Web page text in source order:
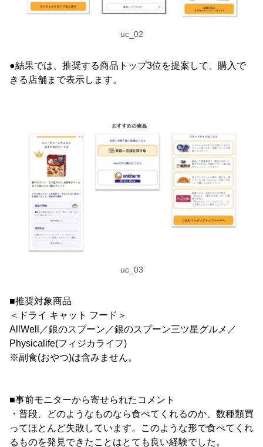
uc_02
●結果では、推奨する商品トップ3位を提案して、購入で
きる店舗まで表示します。
uc_03
■推奨対象商品
＜ドライ キャット フード＞
AllWell／銀のスプーン／銀のスプーン三ツ星グルメ／
Physicalife(フィジカライフ)
※副食(おやつ)は含みません。
■事前モニターから寄せられたコメント
・普段、どのようなものなら食べてくれるのか、数種類買
ってほとんど失敗しています。このような形で食べてくれ
るものを発見できたことはとても良い経験でした。